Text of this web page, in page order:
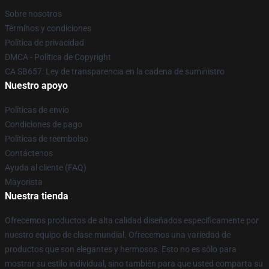
Sobre nosotros
Términos y condiciones
Política de privacidad
DMCA - Política de Copyright
CA SB657: Ley de transparencia en la cadena de suministro
Nuestro apoyo
Políticas de envío
Condiciones de pago
Políticas de reembolso
Contáctenos
Ayuda al cliente (FAQ)
Mayorista
Nuestra tienda
Ofrecemos productos de alta calidad diseñados específicamente por
nuestro equipo de clase mundial. Ofrecemos una variedad de
productos que son elegantes y hermosos. Esto no es sólo para
mostrar su estilo individual, sino también para que usted comparta su